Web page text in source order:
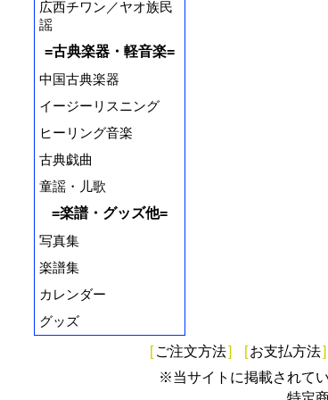
広西チワン／ヤオ族民
謡
=古典楽器・軽音楽=
中国古典楽器
イージーリスニング
ヒーリング音楽
古典戯曲
童謡・儿歌
=楽譜・グッズ他=
写真集
楽譜集
カレンダー
グッズ
[ ご注文方法] [お支払方法]
※当サイトに掲載されて